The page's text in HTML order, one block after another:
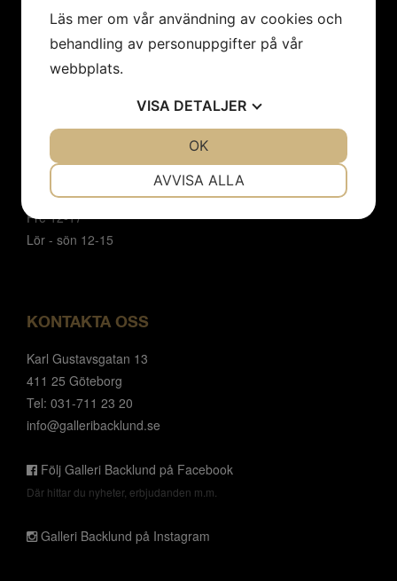
Cookies
Om oss
Nyheter
Vi har sommarstängt 19/6 - 9/8.
Mån- tor 12 - 18
Fre 12-17
Lör - sön 12-15
KONTAKTA OSS
Karl Gustavsgatan 13
411 25 Göteborg
Tel: 031-711 23 20
info@galleribacklund.se
Följ Galleri Backlund på Facebook
Där hittar du nyheter, erbjudanden m.m.
Galleri Backlund på Instagram
Läs mer om vår användning av cookies och
behandling av personuppgifter på vår
webbplats.
VISA DETALJER
MARKNADSFÖRING
AVVISA ALLA
OK